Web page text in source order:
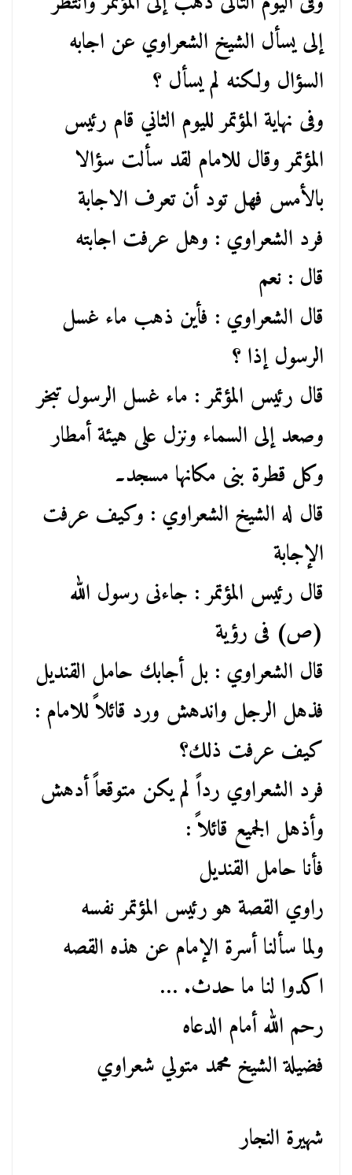
إلى يسأل الشيخ الشعراوي عن اجابه
السؤال ولكنه لم يسأل ؟
وفى نهاية المؤتمر لليوم الثاني قام رئيس
المؤتمر وقال للامام لقد سألت سؤالا
بالأمس فهل تود أن تعرف الاجابة
فرد الشعراوي : وهل عرفت اجابته
قال : نعم
قال الشعراوي : فأين ذهب ماء غسل
الرسول إذا ؟
قال رئيس المؤتمر : ماء غسل الرسول تبخر
وصعد إلى السماء ونزل على هيئة أمطار
وكل قطرة بنى مكانها مسجد۔
قال له الشيخ الشعراوي : وكيف عرفت
الإجابة
قال رئيس المؤتمر : جاءنى رسول الله
(ص) فى رؤية
قال الشعراوي : بل أجابك حامل القنديل
فذهل الرجل واندهش ورد قائلاً للامام :
كيف عرفت ذلك؟
فرد الشعراوي رداً لم يكن متوقعاً أدهش
وأذهل الجميع قائلاً :
فأنا حامل القنديل
راوي القصة هو رئيس المؤتمر نفسه
ولما سألنا أسرة الإمام عن هذه القصه
اكدوا لنا ما حدث. …
رحم الله أمام الدعاه
فضيلة الشيخ محمد متولي شعراوي
شهيرة النجار